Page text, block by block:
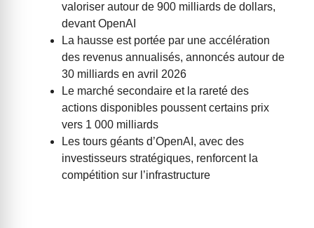
valoriser autour de 900 milliards de dollars,
devant OpenAI
La hausse est portée par une accélération
des revenus annualisés, annoncés autour de
30 milliards en avril 2026
Le marché secondaire et la rareté des
actions disponibles poussent certains prix
vers 1 000 milliards
Les tours géants d’OpenAI, avec des
investisseurs stratégiques, renforcent la
compétition sur l’infrastructure